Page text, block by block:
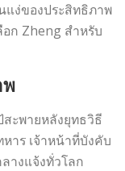
ง่ของประสิทธิภาพ
ก Zheng สำหรับ
พ
สะพายหลังยุทธวิธี
าร เจ้าหน้าที่บังคับ
างแจ้งทั่วโลก